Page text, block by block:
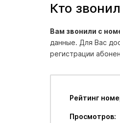
Кто
Вам звонили с
данные. Для Вас
регистрации
Рейтинг
Просмотров: